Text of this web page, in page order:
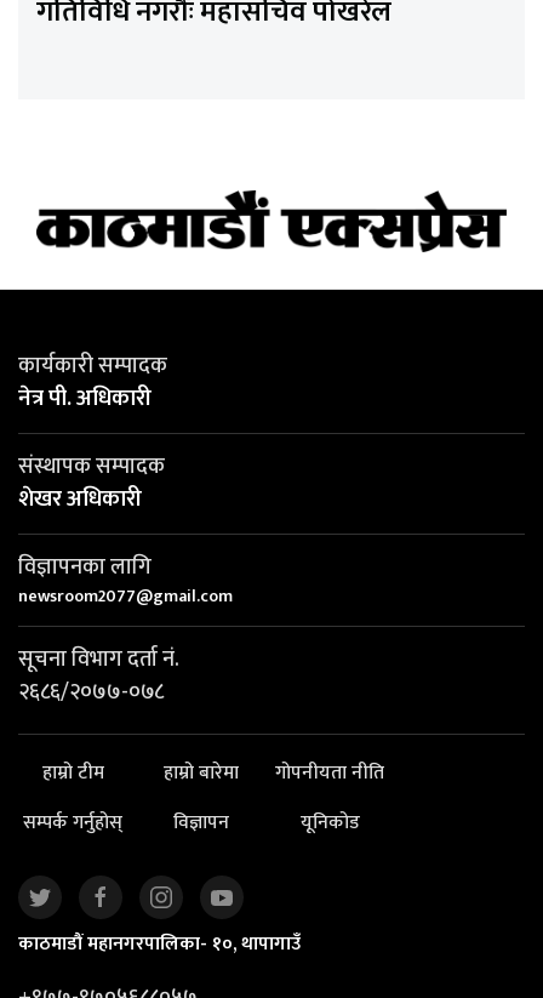
गतिविधि नगरौँः महासचिव पोखरेल
कार्यकारी सम्पादक
नेत्र पी. अधिकारी
संस्थापक सम्पादक
शेखर अधिकारी
विज्ञापनका लागि
newsroom2077@gmail.com
सूचना विभाग दर्ता नं.
२६८६/२०७७-०७८
हाम्रो टीम हाम्रो बारेमा
गोपनीयता नीति
सम्पर्क गर्नुहोस्
विज्ञापन यूनिकोड
काठमाडौं महानगरपालिका- १०, थापागाउँ